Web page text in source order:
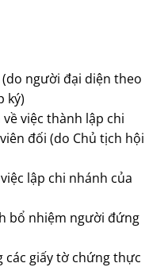
người đại diện theo
ký)
việc thành lập chi
đối (do Chủ tịch hội
lập chi nhánh của
bổ nhiệm người đứng
các giấy tờ chứng thực